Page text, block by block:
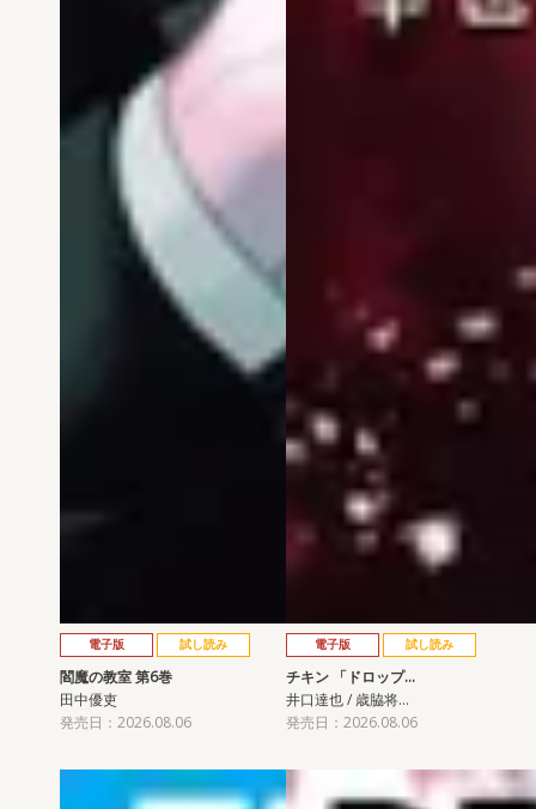
電子版 試し読み
閻魔の教室 第6巻
田中優吏
発売日：2026.08.06
電子版 試し読み
チキン 「ドロップ…
井口達也 / 歳脇将…
発売日：2026.08.06